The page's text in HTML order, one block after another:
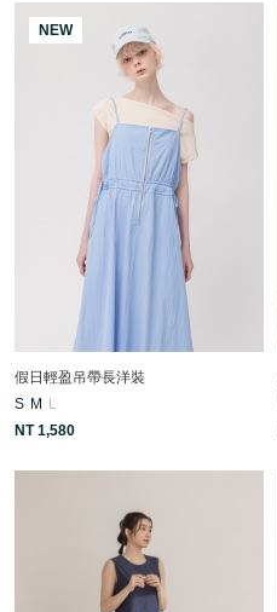
NEW
假日輕盈吊帶長洋裝
S M L
NT 1,580